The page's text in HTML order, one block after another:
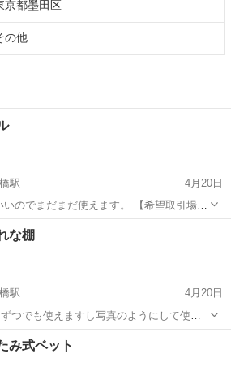
京都墨田区
の他
駅
4月20日
だまだ使えます。 【希望取引場
】平日19時以降 土日お問合せください。
となります。 上記の条件に合わ
妻橋駅
な棚
駅
4月20日
つでも使えますし写真のようにして使う
用可能です。 ※袋などには入れ
り、傷ありま
...
妻橋駅 家具
み式ベット